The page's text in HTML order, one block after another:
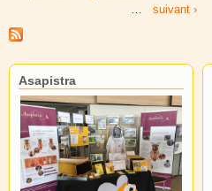
…
suivant ›
Asapistra